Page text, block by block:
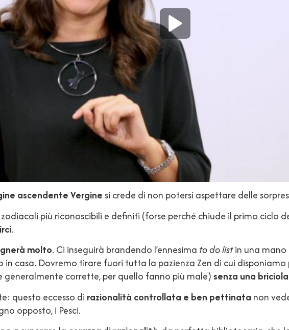
ascendente Vergine si crede di non potersi aspettare delle
più riconoscibili e definiti (forse perché chiude il primo ciclo
.
molto. Ci inseguirà brandendo l’ennesima to do listin una mano
in casa. Dovremo tirare fuori tutta la pazienza Zen di cui
generalmente corrette, per quello fanno più male) senza una
questo eccesso di razionalità controllata e ben pettinata non
opposto, i Pesci.